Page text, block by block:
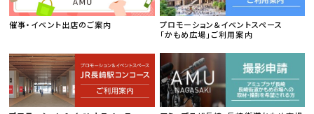
催事・イベント出店のご案内
プロモーション＆イベントスペース
「かもめ広場」ご利用案内